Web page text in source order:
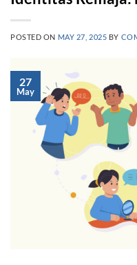
POSTED ON MAY 27, 2025 BY
27
May